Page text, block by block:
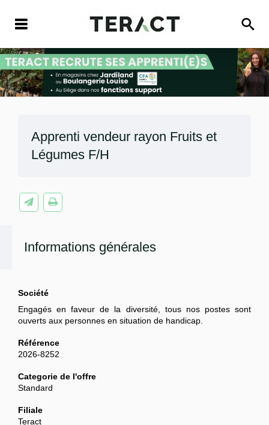
Apprenti vendeur rayon Fruits et
Légumes F/H
Informations générales
Société
Engagés en faveur de la diversité, tous nos postes sont
ouverts aux personnes en situation de handicap.
Référence
2026-8252
Categorie de l'offre
Standard
Filiale
Teract